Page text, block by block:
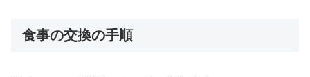
食事の交換の手順